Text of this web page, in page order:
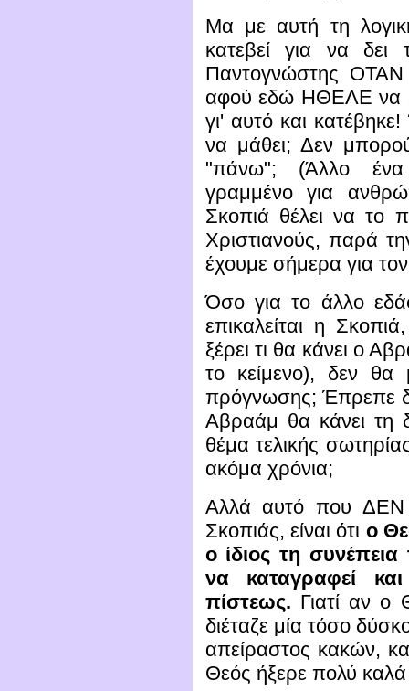
Μα με αυτή τη
κατεβεί για να δει
Παντογνώστης
αφού εδώ ΗΘΕΛΕ να
γι' αυτό και
να μάθει; Δεν
"πάνω"; (Άλλο ένα
γραμμένο για
Σκοπιά θέλει να το
Χριστιανούς, παρά
έχουμε σήμερα για
Όσο για το άλλο
επικαλείται η
ξέρει τι θα κάνει ο
το κείμενο), δεν
πρόγνωσης; Έπρεπε
Αβραάμ θα κάνει τη
θέμα τελικής
ακόμα χρόνια;
Αλλά αυτό που ΔΕΝ
Σκοπιάς, είναι ότι ο
ο ίδιος τη
να καταγραφεί
πίστεως. Γιατί αν ο
διέταζε μία τόσο
απείραστος κακών,
Θεός ήξερε πολύ